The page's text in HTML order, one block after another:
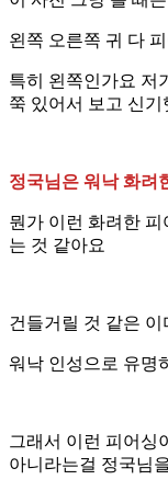
왼쪽 오른쪽 귀 다
특히 왼쪽인가요 저
쭉 있어서 보고 신기
정국님은 워낙 화려
뭔가 이런 화려한
는 것 같아요
건들거릴 것 같은 이
워낙 인성으로 유명
그래서 이런 피어싱
아니라는걸 정국님